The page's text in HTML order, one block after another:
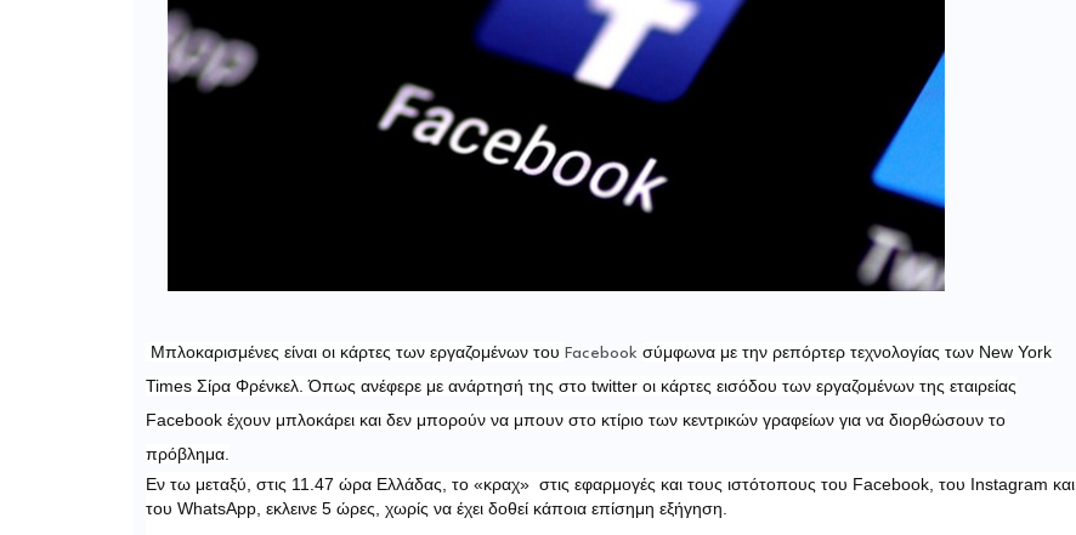
Μπλοκαρισμένες είναι οι κάρτες των εργαζομένων του Facebook σύμφωνα με την ρεπόρτερ τεχνολογίας των New York
Times Σίρα Φρένκελ. Όπως ανέφερε με ανάρτησή της στο twitter οι κάρτες εισόδου των εργαζομένων της εταιρείας
Facebook έχουν μπλοκάρει και δεν μπορούν να μπουν στο κτίριο των κεντρικών γραφείων για να διορθώσουν το
πρόβλημα.
Εν τω μεταξύ, στις 11.47 ώρα Ελλάδας, το «κραχ» στις εφαρμογές και τους ιστότοπους του Facebook, του Instagram και
του WhatsApp, εκλεινε 5 ώρες, χωρίς να έχει δοθεί κάποια επίσημη εξήγηση.